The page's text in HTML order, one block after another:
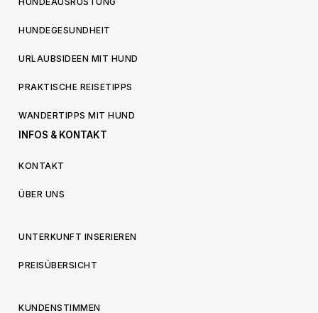
HUNDEGESUNDHEIT
URLAUBSIDEEN MIT HUND
PRAKTISCHE REISETIPPS
WANDERTIPPS MIT HUND
INFOS & KONTAKT
KONTAKT
ÜBER UNS
UNTERKUNFT INSERIEREN
PREISÜBERSICHT
KUNDENSTIMMEN